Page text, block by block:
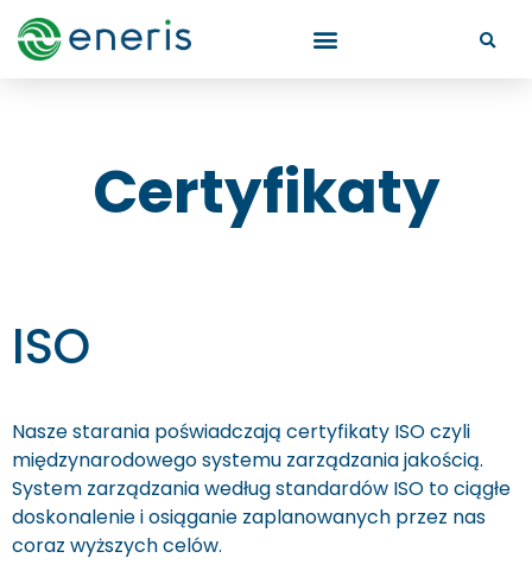
Certyfikaty
ISO
Nasze starania poświadczają certyfikaty ISO czyli
międzynarodowego systemu zarządzania jakością.
System zarządzania według standardów ISO to ciągłe
doskonalenie i osiąganie zaplanowanych przez nas
coraz wyższych celów.